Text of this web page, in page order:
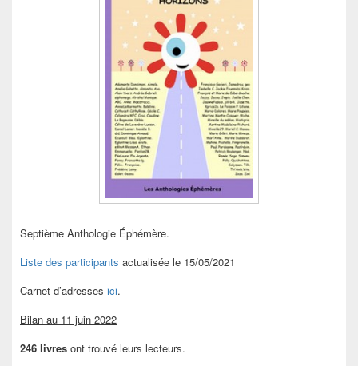
Septième Anthologie Éphémère.
Liste des participants actualisée le 15/05/2021
Carnet d’adresses ici.
Bilan au 11 juin 2022
246 livres ont trouvé leurs lecteurs.